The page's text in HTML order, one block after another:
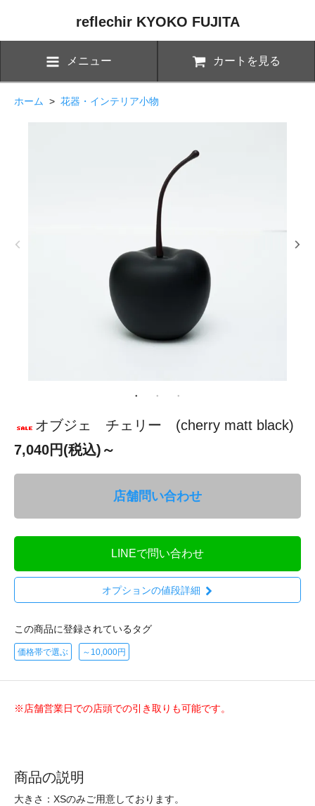
reflechir KYOKO FUJITA
メニュー カートを見る
ホーム > 花器・インテリア小物
オブジェ チェリー (cherry matt black)
7,040円(税込)～
店舗問い合わせ
LINEで問い合わせ
オプションの値段詳細
この商品に登録されているタグ
価格帯で選ぶ ～10,000円
※店舗営業日での店頭での引き取りも可能です。
商品の説明
大きさ：XSのみご用意しております。